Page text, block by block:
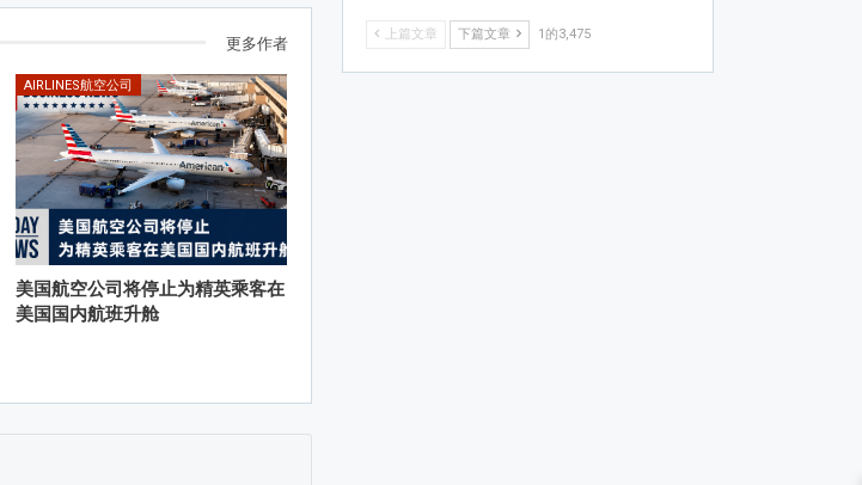
更多作者
AIRLINES航空公司
美国航空公司将停止为精英乘客在
美国国内航班升舱
上篇文章 下篇文章 1的3,475